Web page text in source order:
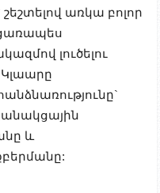
առկա բոլոր
լուծելու
Կլաարը
և